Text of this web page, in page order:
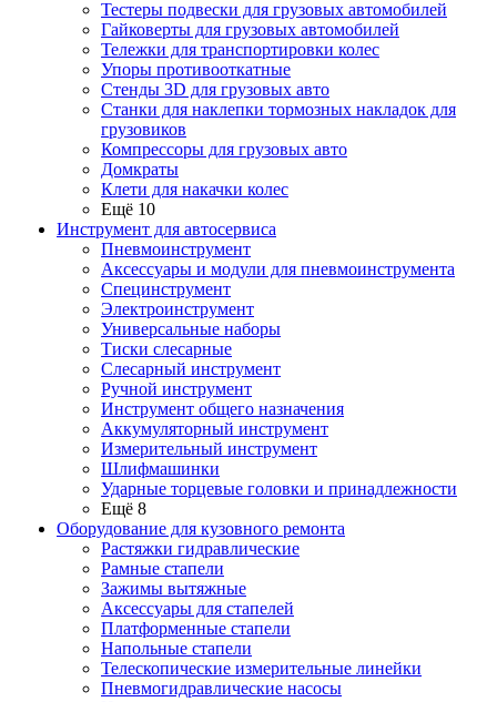
Тестеры подвески для грузовых автомобилей
Гайковерты для грузовых автомобилей
Тележки для транспортировки колес
Упоры противооткатные
Стенды 3D для грузовых авто
Станки для наклепки тормозных накладок для
грузовиков
Компрессоры для грузовых авто
Домкраты
Клети для накачки колес
Ещё 10
Инструмент для автосервиса
Пневмоинструмент
Аксессуары и модули для пневмоинструмента
Специнструмент
Электроинструмент
Универсальные наборы
Тиски слесарные
Слесарный инструмент
Ручной инструмент
Инструмент общего назначения
Аккумуляторный инструмент
Измерительный инструмент
Шлифмашинки
Ударные торцевые головки и принадлежности
Ещё 8
Оборудование для кузовного ремонта
Растяжки гидравлические
Рамные стапели
Зажимы вытяжные
Аксессуары для стапелей
Платформенные стапели
Напольные стапели
Телескопические измерительные линейки
Пневмогидравлические насосы